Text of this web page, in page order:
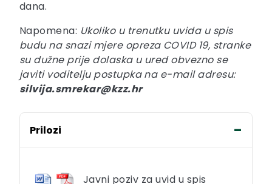
dana.
Napomena: Ukoliko u trenutku uvida u spis
budu na snazi mjere opreza COVID 19, stranke
su dužne prije dolaska u ured obvezno se
javiti voditelju postupka na e-mail adresu:
silvija.smrekar@kzz.hr
Prilozi
Javni poziv za uvid u spis